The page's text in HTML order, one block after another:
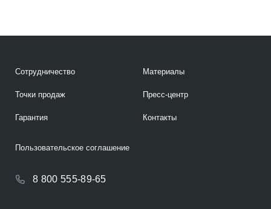
Сотрудничество
Точки продаж
Гарантия
Материалы
Пресс-центр
Контакты
8 800 555-89-65
Пользовательское соглашение